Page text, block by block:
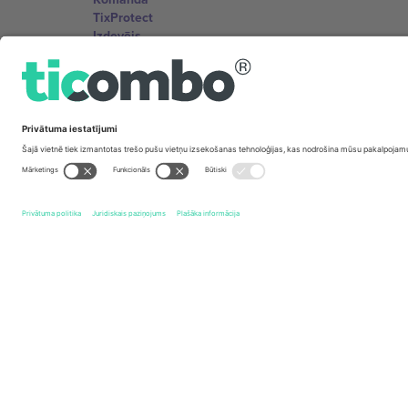
TixProtect
Izdevējs
Partneru programma
Biroji un atbalsts